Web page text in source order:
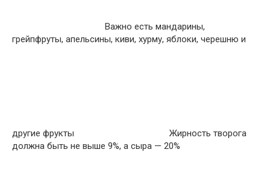
Важно есть мандарины,
грейпфруты, апельсины, киви, хурму, яблоки, черешню и
другие фрукты
Жирность творога
должна быть не выше 9%, а сыра — 20%